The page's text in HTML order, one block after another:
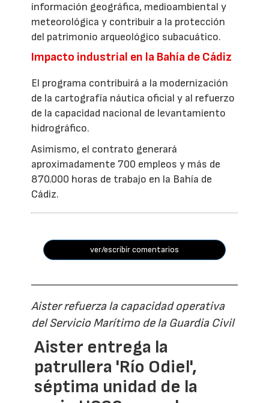
información geográfica, medioambiental y
meteorológica y contribuir a la protección
del patrimonio arqueológico subacuático.
Impacto industrial en la Bahía de Cádiz
El programa contribuirá a la modernización
de la cartografía náutica oficial y al refuerzo
de la capacidad nacional de levantamiento
hidrográfico.
Asimismo, el contrato generará
aproximadamente 700 empleos y más de
870.000 horas de trabajo en la Bahía de
Cádiz.
ver/escribir comentarios
Aister refuerza la capacidad operativa
del Servicio Marítimo de la Guardia Civil
Aister entrega la
patrullera 'Río Odiel',
séptima unidad de la